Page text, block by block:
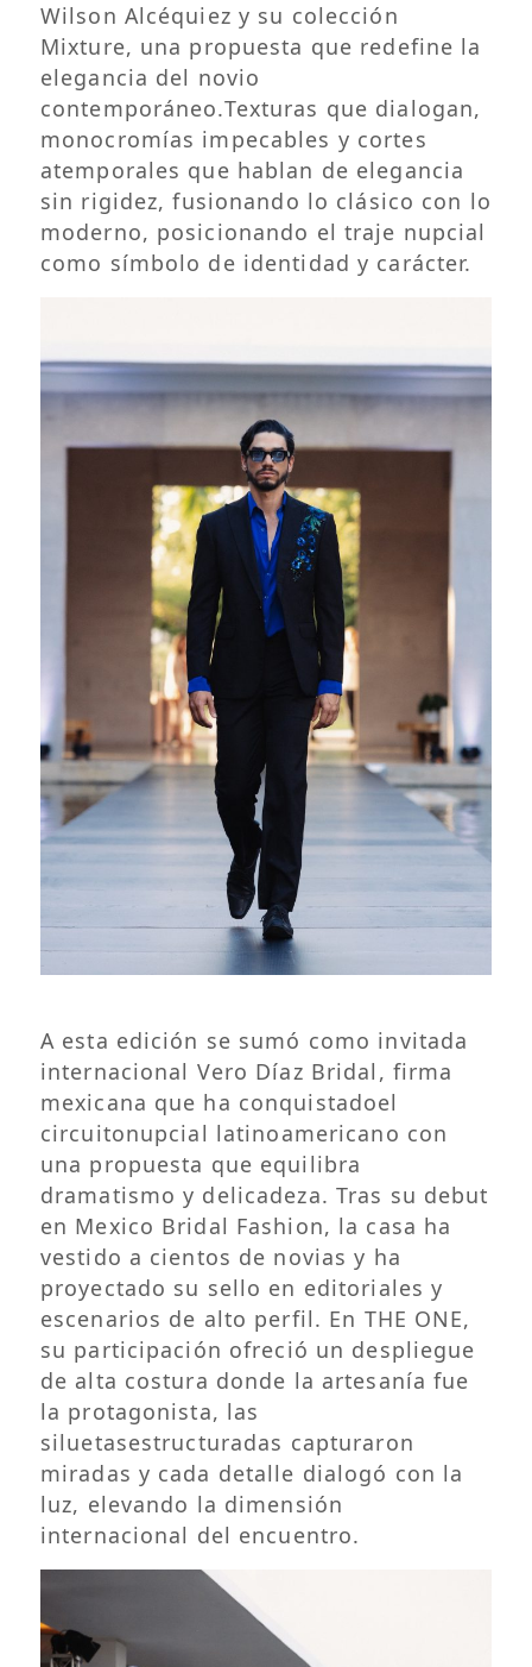
Wilson Alcéquiez y su colección
Mixture, una propuesta que redefine la
elegancia del novio
contemporáneo.Texturas que dialogan,
monocromías impecables y cortes
atemporales que hablan de elegancia
sin rigidez, fusionando lo clásico con lo
moderno, posicionando el traje nupcial
como símbolo de identidad y carácter.
A esta edición se sumó como invitada
internacional Vero Díaz Bridal, firma
mexicana que ha conquistadoel
circuitonupcial latinoamericano con
una propuesta que equilibra
dramatismo y delicadeza. Tras su debut
en Mexico Bridal Fashion, la casa ha
vestido a cientos de novias y ha
proyectado su sello en editoriales y
escenarios de alto perfil. En THE ONE,
su participación ofreció un despliegue
de alta costura donde la artesanía fue
la protagonista, las
siluetasestructuradas capturaron
miradas y cada detalle dialogó con la
luz, elevando la dimensión
internacional del encuentro.